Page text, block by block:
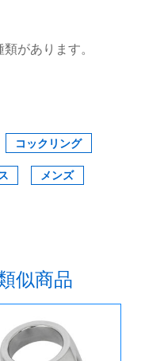
があります。
コックリング
メンズ
似商品